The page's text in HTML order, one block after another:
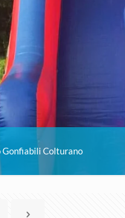
Gonfiabili Colturano